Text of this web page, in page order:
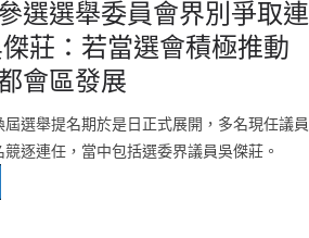
選選舉委員會界別爭取連
莊：若當選會積極推動
會區發展
屆選舉提名期於是日正式展開，多名現任議員
競逐連任，當中包括選委界議員吳傑莊。